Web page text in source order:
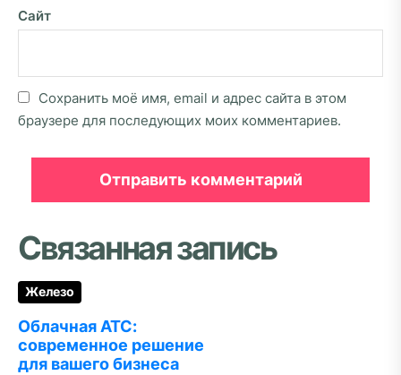
Сайт
Сохранить моё имя, email и адрес сайта в этом
браузере для последующих моих комментариев.
Связанная запись
Железо
Облачная АТС:
современное решение
для вашего бизнеса